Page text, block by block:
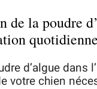
de la poudre
quotidienne
d’algue dans
votre chien